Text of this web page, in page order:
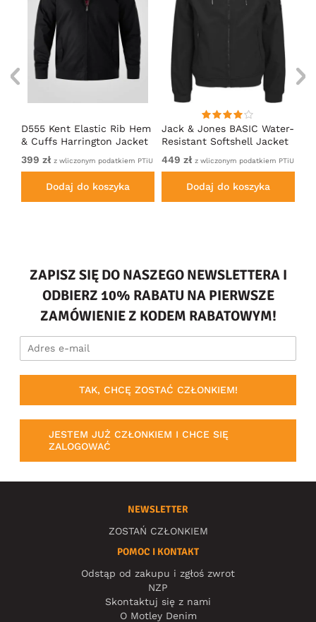
D555 Kent Elastic Rib Hem
& Cuffs Harrington Jacket
Black
399 zł z wliczonym podatkiem PTiU
Dodaj do koszyka
Jack & Jones BASIC Water-
Resistant Softshell Jacket
Black
449 zł z wliczonym podatkiem PTiU
Dodaj do koszyka
ZAPISZ SIĘ DO NASZEGO NEWSLETTERA I
ODBIERZ 10% RABATU NA PIERWSZE
ZAMÓWIENIE Z KODEM RABATOWYM!
TAK, CHCĘ ZOSTAĆ CZŁONKIEM!
JESTEM JUŻ CZŁONKIEM I CHCE SIĘ
ZALOGOWAĆ
NEWSLETTER
ZOSTAŃ CZŁONKIEM
POMOC I KONTAKT
Odstąp od zakupu i zgłoś zwrot
NZP
Skontaktuj się z nami
O Motley Denim